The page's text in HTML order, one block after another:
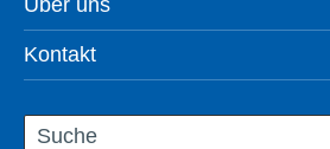
Über uns
Kontakt